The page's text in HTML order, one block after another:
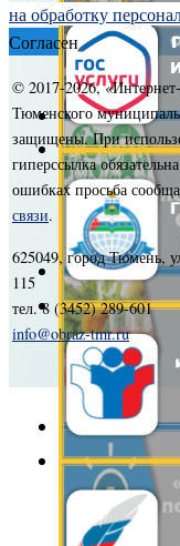
на обработку
Согласен
© 2017-2026,
Тюменского
защищены. При
гиперссылка
ошибках просьба
связи.
625049, город Тюмень,
115
тел. 8 (3452) 289-601
info@obraz-tmr.ru